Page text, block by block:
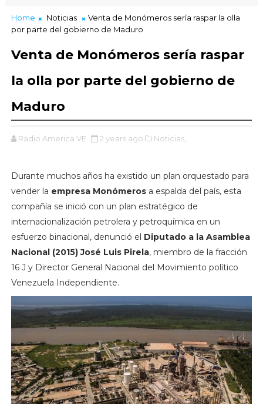
Home Noticias
Venta de Monómeros sería raspar la olla
por parte del gobierno de Maduro
Venta de Monómeros sería raspar
la olla por parte del gobierno de
Maduro
Radio America VE 2 years ago Noticias,
Durante muchos años ha existido un plan orquestado para
vender la empresa Monómeros a espalda del país, esta
compañía se inició con un plan estratégico de
internacionalización petrolera y petroquímica en un
esfuerzo binacional, denunció el Diputado a la Asamblea
Nacional (2015) José Luis Pirela, miembro de la fracción
16 J y Director General Nacional del Movimiento político
Venezuela Independiente.